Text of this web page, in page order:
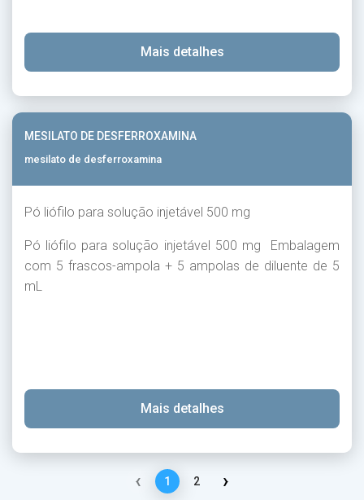
Mais detalhes
MESILATO DE DESFERROXAMINA
mesilato de desferroxamina
Pó liófilo para solução injetável 500 mg
Pó liófilo para solução injetável 500 mg Embalagem
com 5 frascos-ampola + 5 ampolas de diluente de 5
mL
Mais detalhes
‹ 1 2 ›